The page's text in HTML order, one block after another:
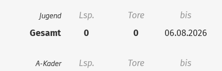
Jugend Lsp. Tore
bis
Gesamt
0 0 06.08.2026
A-Kader Lsp. Tore
bis